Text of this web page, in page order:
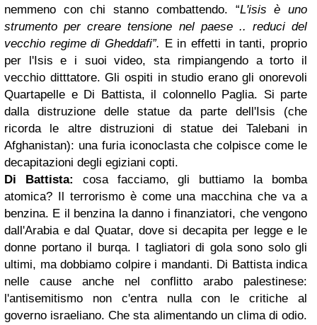
nemmeno con chi stanno combattendo.
“L'isis è uno
strumento per creare tensione nel paese .. reduci del
vecchio regime di Gheddafi”. E in effetti in tanti, proprio
per l'Isis e i suoi video, sta rimpiangendo a torto il
vecchio ditttatore. Gli ospiti in studio erano gli onorevoli
Quartapelle e Di Battista, il colonnello Paglia. Si parte
dalla distruzione delle statue da parte dell'Isis (che
ricorda le altre distruzioni di statue dei Talebani in
Afghanistan): una furia iconoclasta che colpisce come le
decapitazioni degli egiziani copti.
Di Battista: cosa facciamo, gli buttiamo la bomba
atomica? Il terrorismo è come una macchina che va a
benzina. E il benzina la danno i finanziatori, che vengono
dall'Arabia e dal Quatar, dove si decapita per legge e le
donne portano il burqa. I tagliatori di gola sono solo gli
ultimi, ma dobbiamo colpire i mandanti. Di Battista indica
nelle cause anche nel conflitto arabo palestinese:
l'antisemitismo non c'entra nulla con le critiche al
governo israeliano.Che sta alimentando un clima di odio.